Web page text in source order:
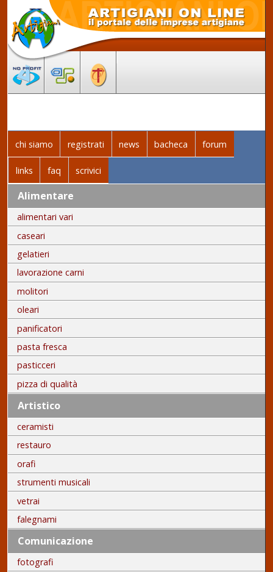
chi siamo registrati news bacheca forum
links faq scrivici
Alimentare
alimentari vari
caseari
gelatieri
lavorazione carni
molitori
oleari
panificatori
pasta fresca
pasticceri
pizza di qualità
Artistico
ceramisti
restauro
orafi
strumenti musicali
vetrai
falegnami
Comunicazione
fotografi